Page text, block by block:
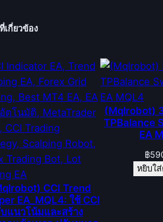
เกี่ยวข้อง
CCI Trend
EA_MQL4: ใช้ CCI
แนวโน้มและสร้าง
(Mqlrobot)
TPBalance
EA
฿
หยิบใ